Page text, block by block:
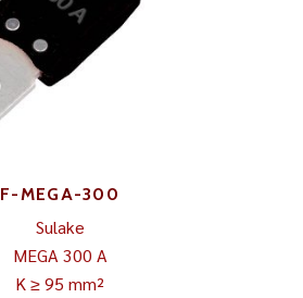
F-MEGA-300
Sulake
MEGA 300 A
K ≥ 95 mm²